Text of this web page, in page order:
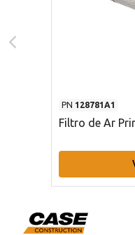
PN 128781A1
Filtro de Ar